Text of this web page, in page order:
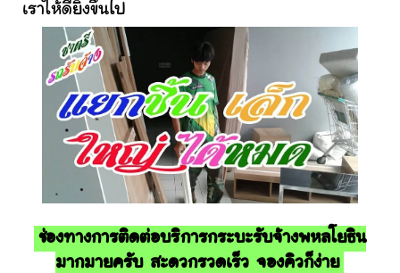
เราให้ดียิ่งขึ้นไป
ช่องทางการติดต่อบริการกระบะรับจ้างพหลโยธิน
มากมายครับ สะดวกรวดเร็ว จองคิวก็ง่าย